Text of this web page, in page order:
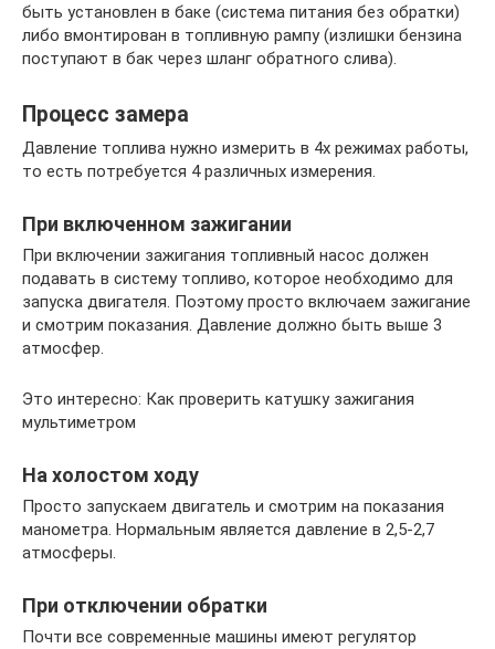
быть установлен в баке (система питания без обратки)
либо вмонтирован в топливную рампу (излишки бензина
поступают в бак через шланг обратного слива).
Процесс замера
Давление топлива нужно измерить в 4х режимах работы,
то есть потребуется 4 различных измерения.
При включенном зажигании
При включении зажигания топливный насос должен
подавать в систему топливо, которое необходимо для
запуска двигателя. Поэтому просто включаем зажигание
и смотрим показания. Давление должно быть выше 3
атмосфер.
Это интересно: Как проверить катушку зажигания
мультиметром
На холостом ходу
Просто запускаем двигатель и смотрим на показания
манометра. Нормальным является давление в 2,5-2,7
атмосферы.
При отключении обратки
Почти все современные машины имеют регулятор